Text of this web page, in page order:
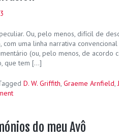
Ou, pelo menos, difícil de
uma linha narrativa
(ou, pelo menos, de acordo
que tem […]
D. W. Griffith, Graeme Arnfield,
do meu Avô